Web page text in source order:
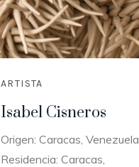
ARTISTA
Isabel Cisneros
Origen: Caracas, Venezuela
Residencia: Caracas,